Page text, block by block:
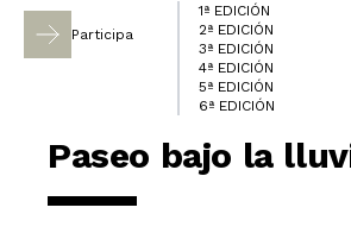
Participa
1ª EDICIÓN
2ª EDICIÓN
3ª EDICIÓN
4ª EDICIÓN
5ª EDICIÓN
6ª EDICIÓN
Paseo bajo la